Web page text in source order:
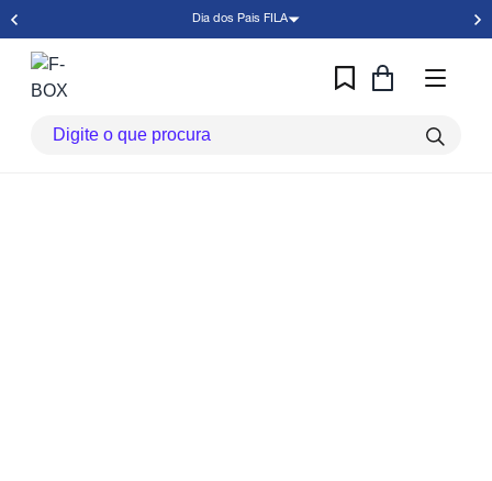
Dia dos Pais FILA